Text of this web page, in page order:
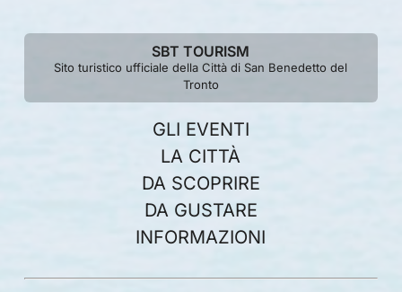
SBT TOURISM
Sito turistico ufficiale della Città di San Benedetto del
Tronto
GLI EVENTI
LA CITTÀ
DA SCOPRIRE
DA GUSTARE
INFORMAZIONI